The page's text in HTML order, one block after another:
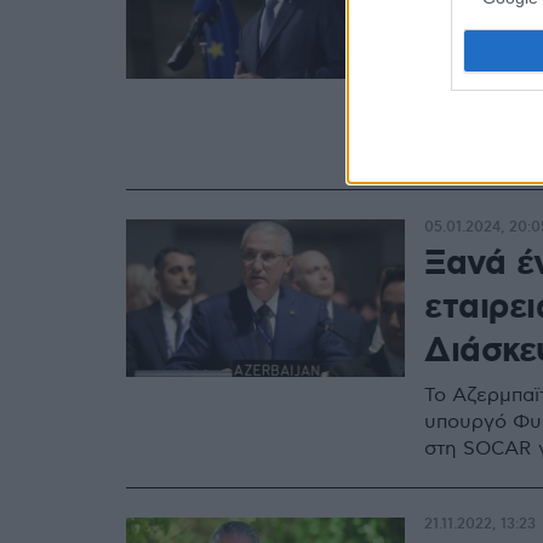
τη
Θα
Ο Έλληνας
29ης
Ξανά
Το
υπουργό
στη SOCAR
05.01.2024,
21.11.2022, 13:23